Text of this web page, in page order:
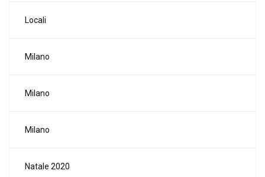
Locali
Milano
Milano
Milano
Natale 2020